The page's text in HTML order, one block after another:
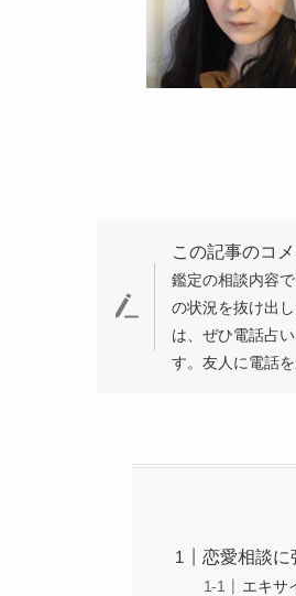
この記事のコメ
鑑定の相談内容
の状況を抜け出
は、ぜひ電話占
す。友人に電話
恋愛相談に
エキサ